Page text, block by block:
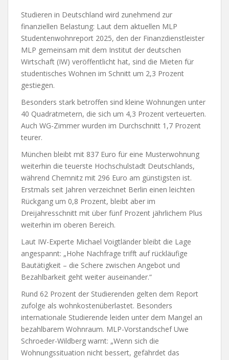
Studieren in Deutschland wird zunehmend zur
finanziellen Belastung: Laut dem aktuellen MLP
Studentenwohnreport 2025, den der Finanzdienstleister
MLP gemeinsam mit dem Institut der deutschen
Wirtschaft (IW) veröffentlicht hat, sind die Mieten für
studentisches Wohnen im Schnitt um 2,3 Prozent
gestiegen.
Besonders stark betroffen sind kleine Wohnungen unter
40 Quadratmetern, die sich um 4,3 Prozent verteuerten.
Auch WG-Zimmer wurden im Durchschnitt 1,7 Prozent
teurer.
München bleibt mit 837 Euro für eine Musterwohnung
weiterhin die teuerste Hochschulstadt Deutschlands,
während Chemnitz mit 296 Euro am günstigsten ist.
Erstmals seit Jahren verzeichnet Berlin einen leichten
Rückgang um 0,8 Prozent, bleibt aber im
Dreijahresschnitt mit über fünf Prozent jährlichem Plus
weiterhin im oberen Bereich.
Laut IW-Experte Michael Voigtländer bleibt die Lage
angespannt: „Hohe Nachfrage trifft auf rückläufige
Bautätigkeit – die Schere zwischen Angebot und
Bezahlbarkeit geht weiter auseinander.“
Rund 62 Prozent der Studierenden gelten dem Report
zufolge als wohnkostenüberlastet. Besonders
internationale Studierende leiden unter dem Mangel an
bezahlbarem Wohnraum. MLP-Vorstandschef Uwe
Schroeder-Wildberg warnt: „Wenn sich die
Wohnungssituation nicht bessert, gefährdet das